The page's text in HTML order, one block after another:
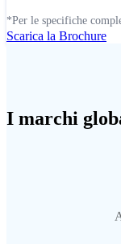
*Per le specifiche
Scarica la Brochure
I marchi